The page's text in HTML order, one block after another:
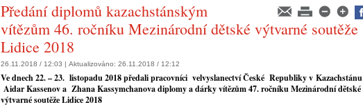
Předání diplomů kazachstánským
vítězům 46. ročníku Mezinárodní dětské výtvarné soutěže
Lidice 2018
26.11.2018 / 12:03 | Aktualizováno: 26.11.2018 / 12:12
Ve dnech 22. – 23. listopadu 2018 předali pracovníci velvyslanectví České Republiky v Kazachstánu
Aidar Kassenov a Zhana Kassymchanova diplomy a dárky vítězům 47. ročníku Mezinárodní dětské
výtvarné soutěže Lidice 2018